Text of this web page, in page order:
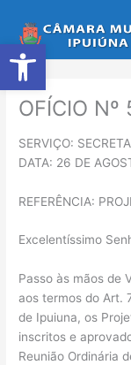
Abrir a barra de
para
o
conteúdo
OFÍCIO
SERVIÇO:
DATA: 26 DE
REFERÊNCIA:
Excelentíssimo
Passo às mãos de
aos termos do Art.
de Ipuiuna, os
inscritos e
Reunião Ordinária